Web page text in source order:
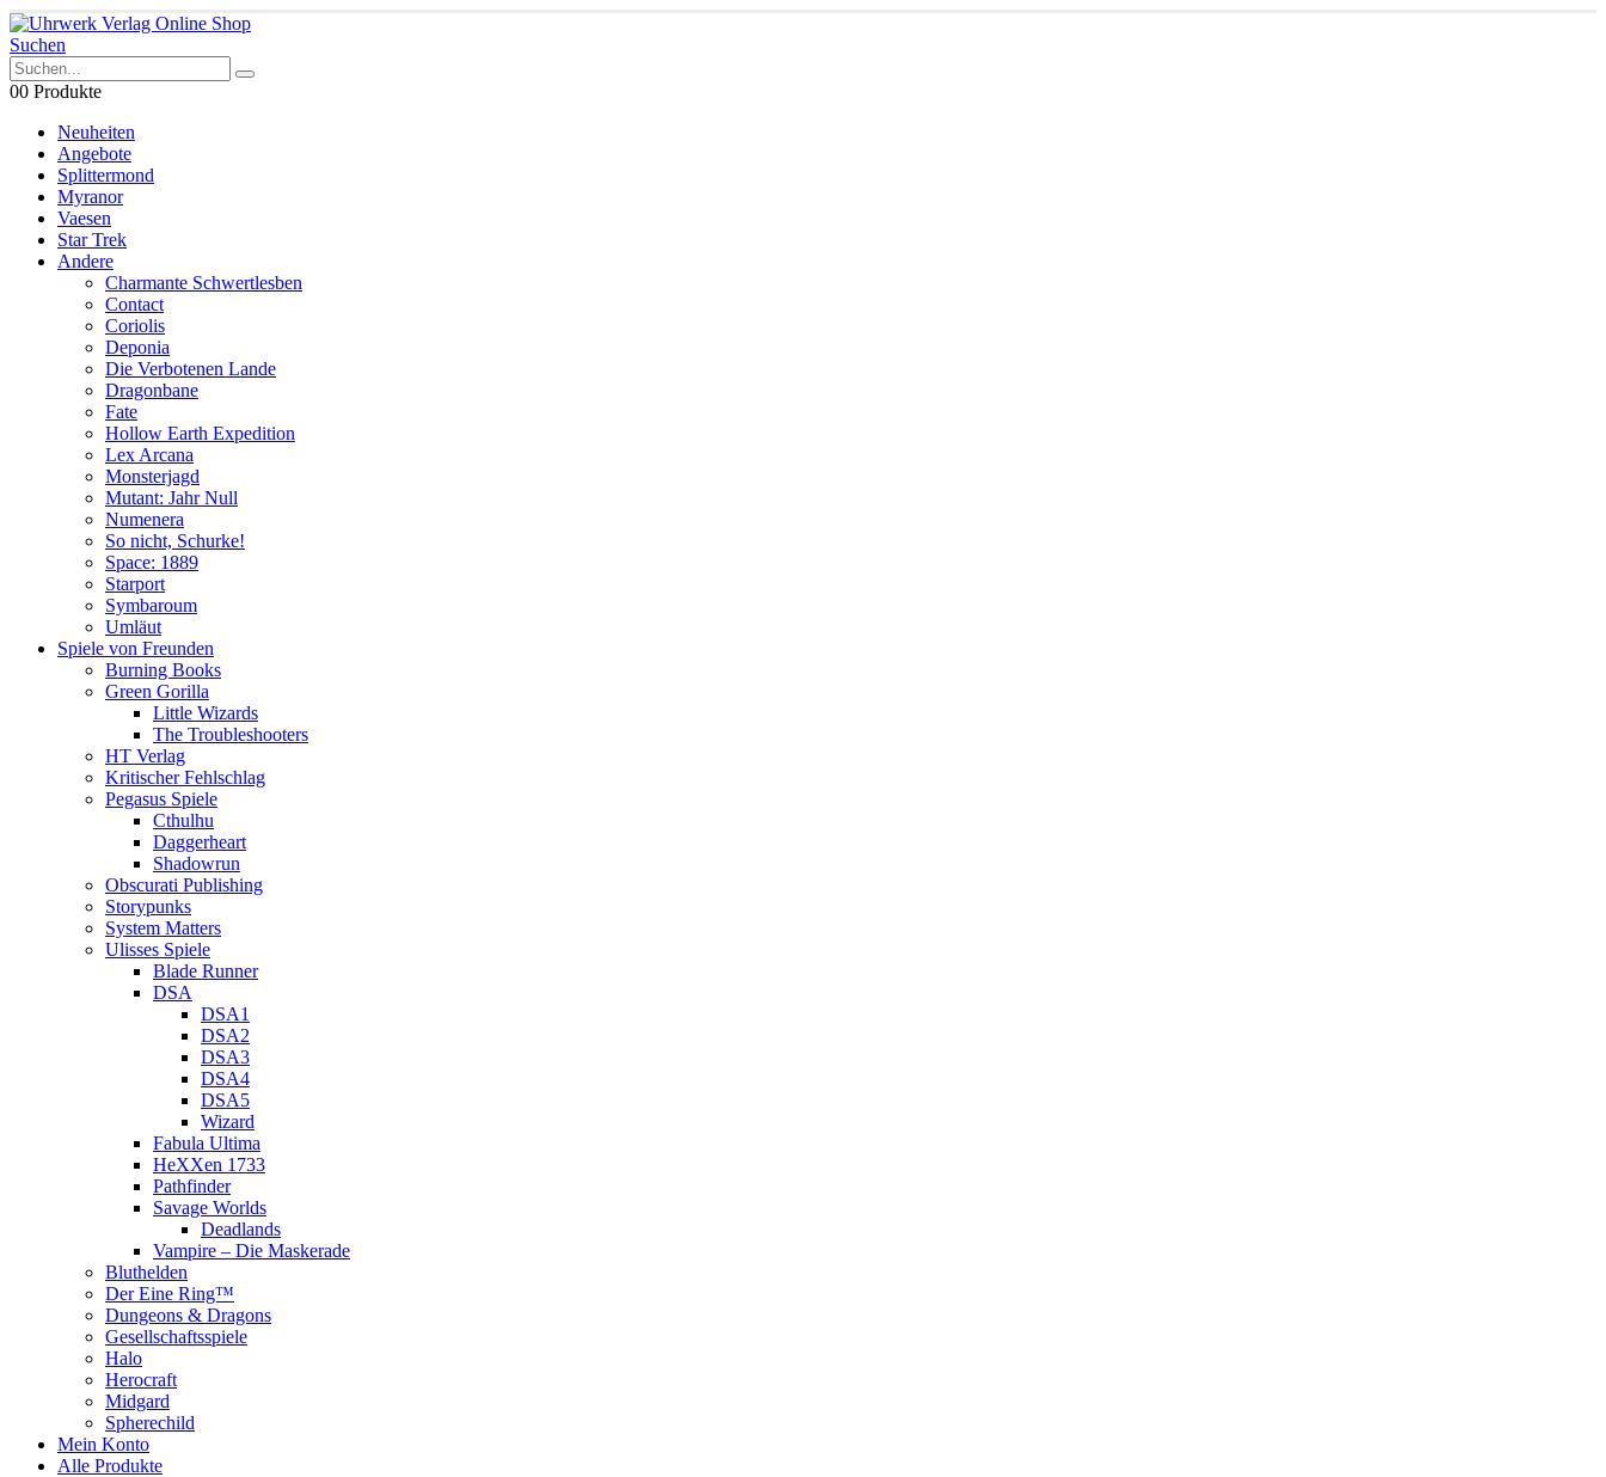
Suchen
00 Produkte
Neuheiten
Angebote
Splittermond
Myranor
Vaesen
Star Trek
Andere
Charmante Schwertlesben
Contact
Coriolis
Deponia
Die Verbotenen Lande
Dragonbane
Fate
Hollow Earth Expedition
Lex Arcana
Monsterjagd
Mutant: Jahr Null
Numenera
So nicht, Schurke!
Space: 1889
Starport
Symbaroum
Umläut
Spiele von Freunden
Burning Books
Green Gorilla
Little Wizards
The Troubleshooters
HT Verlag
Kritischer Fehlschlag
Pegasus Spiele
Cthulhu
Daggerheart
Shadowrun
Obscurati Publishing
Storypunks
System Matters
Ulisses Spiele
Blade Runner
DSA
DSA1
DSA2
DSA3
DSA4
DSA5
Wizard
Fabula Ultima
HeXXen 1733
Pathfinder
Savage Worlds
Deadlands
Vampire – Die Maskerade
Bluthelden
Der Eine Ring™
Dungeons & Dragons
Gesellschaftsspiele
Halo
Herocraft
Midgard
Spherechild
Mein Konto
Alle Produkte